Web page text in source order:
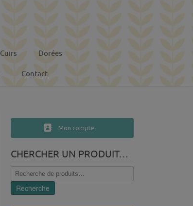
Cuirs Dorées
Contact
Mon compte
CHERCHER UN PRODUIT…
Recherche
pour :
Recherche